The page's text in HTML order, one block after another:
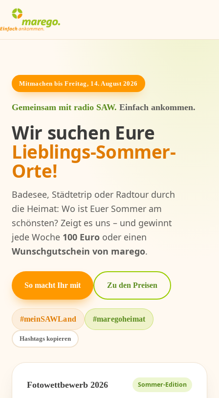
Mitmachen bis Freitag, 14. August 2026
Gemeinsam mit radio SAW. Einfach ankommen.
Wir suchen Eure
Lieblings-Sommer-
Orte!
Badesee, Städtetrip oder Radtour durch
die Heimat: Wo ist Euer Sommer am
schönsten? Zeigt es uns – und gewinnt
jede Woche 100 Euro oder einen
Wunschgutschein von marego.
So macht Ihr mit Zu den Preisen
#meinSAWLand #maregoheimat
Hashtags kopieren
Fotowettbewerb 2026 Sommer-Edition